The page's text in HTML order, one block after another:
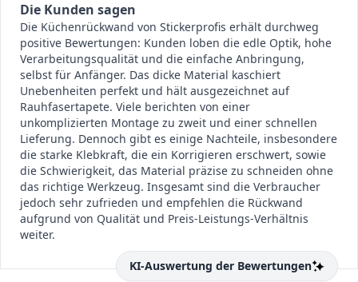
Die Kunden sagen
Die Küchenrückwand von Stickerprofis erhält durchweg
positive Bewertungen: Kunden loben die edle Optik, hohe
Verarbeitungsqualität und die einfache Anbringung,
selbst für Anfänger. Das dicke Material kaschiert
Unebenheiten perfekt und hält ausgezeichnet auf
Rauhfasertapete. Viele berichten von einer
unkomplizierten Montage zu zweit und einer schnellen
Lieferung. Dennoch gibt es einige Nachteile, insbesondere
die starke Klebkraft, die ein Korrigieren erschwert, sowie
die Schwierigkeit, das Material präzise zu schneiden ohne
das richtige Werkzeug. Insgesamt sind die Verbraucher
jedoch sehr zufrieden und empfehlen die Rückwand
aufgrund von Qualität und Preis-Leistungs-Verhältnis
weiter.
KI-Auswertung der Bewertungen